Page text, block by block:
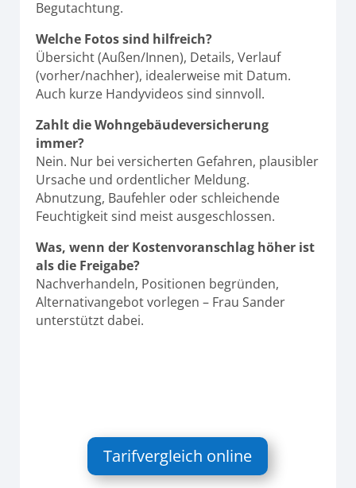
Begutachtung.
Welche Fotos sind hilfreich?
Übersicht (Außen/Innen), Details, Verlauf
(vorher/nachher), idealerweise mit Datum.
Auch kurze Handyvideos sind sinnvoll.
Zahlt die Wohngebäudeversicherung
immer?
Nein. Nur bei versicherten Gefahren, plausibler
Ursache und ordentlicher Meldung.
Abnutzung, Baufehler oder schleichende
Feuchtigkeit sind meist ausgeschlossen.
Was, wenn der Kostenvoranschlag höher ist
als die Freigabe?
Nachverhandeln, Positionen begründen,
Alternativangebot vorlegen – Frau Sander
unterstützt dabei.
Tarifvergleich online